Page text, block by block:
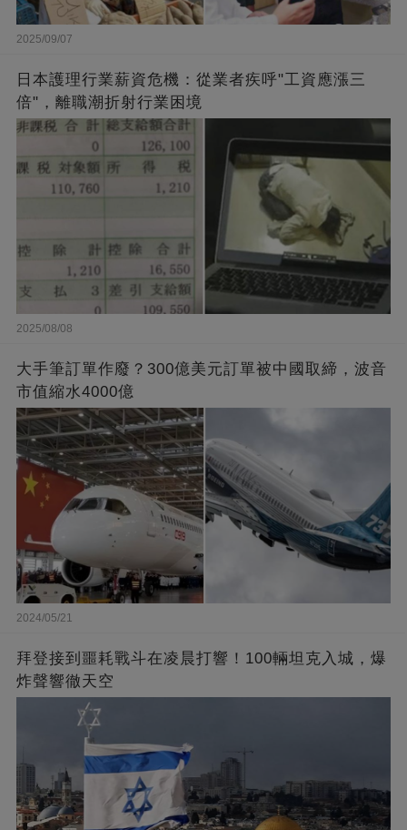
2025/09/07
日本護理行業薪資危機：從業者疾呼"工資應漲三
倍"，離職潮折射行業困境
2025/08/08
大手筆訂單作廢？300億美元訂單被中國取締，波音
市值縮水4000億
2024/05/21
拜登接到噩耗戰斗在凌晨打響！100輛坦克入城，爆
炸聲響徹天空